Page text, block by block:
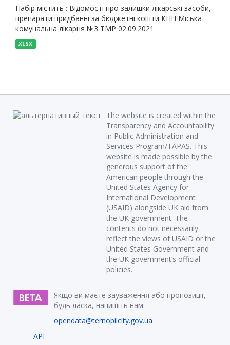
Набір містить : Відомості про залишки лікарські засоби,
препарати придбанні за бюджетні кошти КНП Міська
комунальна лікарня №3 ТМР 02.09.2021
XLSX
The website is created within the
Transparency and Accountability
in Public Administration and
Services Program/TAPAS. This
website is made possible by the
generous support of the
American people through the
United States Agency for
International Development
(USAID) alongside UK aid from
the UK government. The
contents do not necessarily
reflect the views of USAID or the
United States Government and
the UK government’s official
policies.
Якщо ви маєте зауваження або пропозиції,
будь ласка, напишіть нам:
opendata@ternopilcity.gov.ua
API